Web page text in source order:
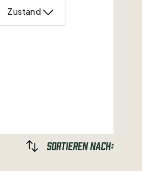
Zustand
Sortieren nach: